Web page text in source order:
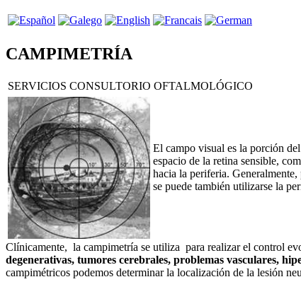
CAMPIMETRÍA
SERVICIOS CONSULTORIO OFTALMOLÓGICO
El campo visual es la porción
espacio de la retina sensible,
hacia la periferia.
se puede también utilizarse la
Clínicamente, la campimetría se utiliza para realizar el control
degenerativas, tumores cerebrales, problemas vasculares,
campimétricos podemos determinar la localización de la lesión